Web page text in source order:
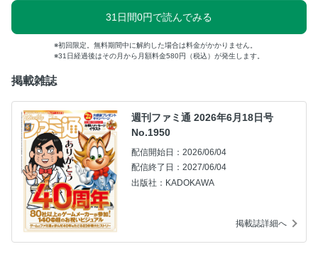
31日間0円で読んでみる
初回限定。無料期間中に解約した場合は料金がかかりません。
31日経過後はその月から月額料金580円（税込）が発生します。
掲載雑誌
週刊ファミ通 2026年6月18日号
No.1950
配信開始日：2026/06/04
配信終了日：2027/06/04
出版社：KADOKAWA
掲載誌詳細へ